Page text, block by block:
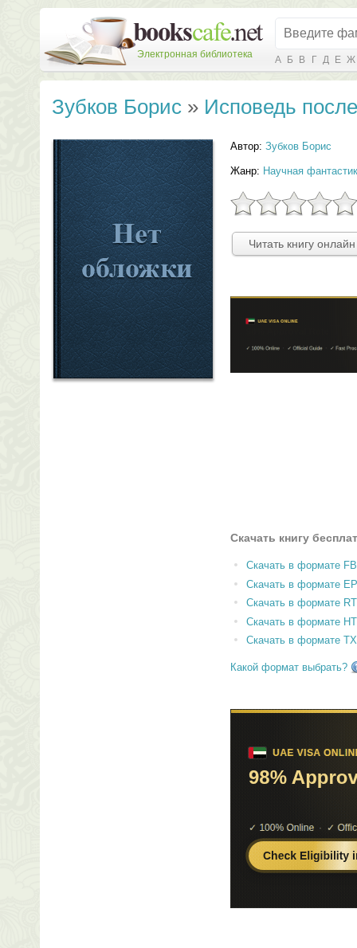
Электронная библиотека А Б В Г Д Е Ж
Зубков Борис » Исповедь
Автор: Зубков Борис
Жанр: Научная
Читать книгу
Скачать книгу
Скачать в формате
Скачать в формате
Скачать в формате
Скачать в формате
Скачать в формате
Какой формат выбрать?